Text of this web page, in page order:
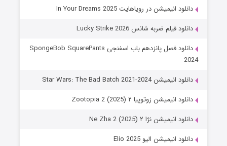
دانلود انیمیشن در رویاهایت In Your Dreams 2025
دانلود فیلم ضربه شانس Lucky Strike 2026
دانلود فصل پانزدهم باب اسفنجی SpongeBob SquarePants
2024
دانلود انیمیشن Star Wars: The Bad Batch 2021-2024
دانلود انیمیشن زوتوپیا ۲ Zootopia 2 (2025)
دانلود انیمیشن نژا ۲ Ne Zha 2 (2025)
دانلود انیمیشن الیو Elio 2025